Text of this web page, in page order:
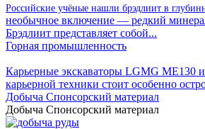
Российские учёные нашли брэдлиит в
необычное включение — редкий
Брэдлиит представляет собой...
Горная промышленность
Карьерные экскаваторы LGMG ME130
карьерной техники стоит особенно
Добыча Спонсорский материал
Добыча Спонсорский материал